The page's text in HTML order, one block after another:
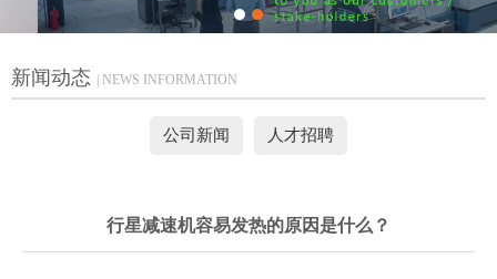
新闻动态 | NEWS INFORMATION
公司新闻 人才招聘
行星减速机容易发热的原因是什么？